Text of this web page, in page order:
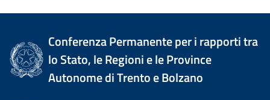
Conferenza Permanente per i rapporti tra
lo Stato, le Regioni e le Province
Autonome di Trento e Bolzano